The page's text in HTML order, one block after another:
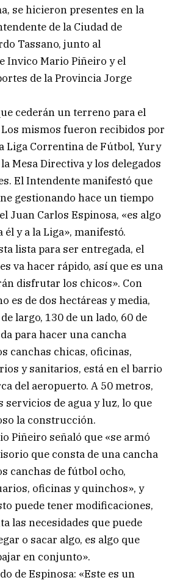
se hicieron presentes en la
de la Ciudad de
Tassano, junto al
Invico Mario Piñeiro y el
de la Provincia Jorge
cederán un terreno para el
mismos fueron recibidos por
Liga Correntina de Fútbol, Yury
Mesa Directiva y los delegados
El Intendente manifestó que
gestionando hace un tiempo
Juan Carlos Espinosa, «es algo
él y a la Liga», manifestó.
lista para ser entregada, el
va hacer rápido, así que es una
disfrutar los chicos». Con
es de dos hectáreas y media,
largo, 130 de un lado, 60 de
para hacer una cancha
canchas chicas, oficinas,
y sanitarios, está en el barrio
del aeropuerto. A 50 metros,
servicios de agua y luz, lo que
la construcción.
Piñeiro señaló que «se armó
que consta de una cancha
canchas de fútbol ocho,
oficinas y quinchos», y
puede tener modificaciones,
las necesidades que puede
o sacar algo, es algo que
en conjunto».
de Espinosa: «Este es un